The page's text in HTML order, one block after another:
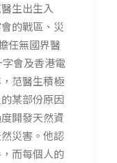
生出生入
的戰區、災
任無國界醫
會及香港電
范醫生積極
某部份原因
開發天然資
災害。他認
而每個人的